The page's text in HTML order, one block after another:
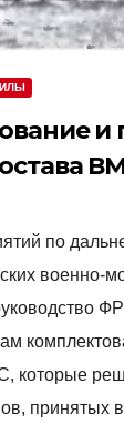
и
по
военно-
которые
принятых